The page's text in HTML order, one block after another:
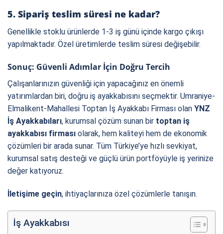
5. Sipariş teslim süresi ne kadar?
Genellikle stoklu ürünlerde 1-3 iş günü içinde kargo çıkışı
yapılmaktadır. Özel üretimlerde teslim süresi değişebilir.
Sonuç: Güvenli Adımlar İçin Doğru Tercih
Çalışanlarınızın güvenliği için yapacağınız en önemli
yatırımlardan biri, doğru iş ayakkabısını seçmektir. Umraniye-
Elmalikent-Mahallesi Toptan İş Ayakkabı Firması olan YNZ
İş Ayakkabıları, kurumsal çözüm sunan bir toptan iş
ayakkabısı firması olarak, hem kaliteyi hem de ekonomik
çözümleri bir arada sunar. Tüm Türkiye’ye hızlı sevkiyat,
kurumsal satış desteği ve güçlü ürün portföyüyle iş yerinize
değer katıyoruz.
İletişime geçin, ihtiyaçlarınıza özel çözümlerle tanışın.
İş Ayakkabısı